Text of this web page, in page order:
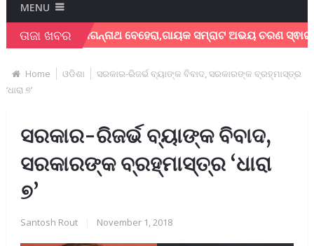
MENU
ତାଜା ଖବର
ଶେଖର ଜଗନ୍ନାଥ ବେହେରା,ଗାୟକ ସମ୍ରାଟ ଅଭୟ ଚରଣ ସ୍ଵାଇଁଙ୍କ
Home ଓଡିଶା
ସରକାର-ରିଜର୍ଭ ବ୍ୟାଙ୍କ ବିବାଦ, ସରକାରଙ୍କ ବ୍ରହ୍ମାସ୍ତ୍ର
‘‌ଧାରା ୭’
ସରକାର-ରିଜର୍ଭ ବ୍ୟାଙ୍କ ବିବାଦ,
ସରକାରଙ୍କ ବ୍ରହ୍ମାସ୍ତ୍ର ‘‌ଧାରା
୭’
Santosh Rout November 1, 2018